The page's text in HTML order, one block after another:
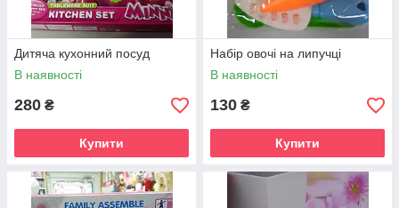
Дитяча кухонний посуд
В наявності
280 ₴
Купити
Набір овочі на липучці
В наявності
130 ₴
Купити